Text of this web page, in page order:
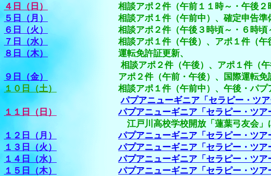
４日（日）
相談アポ２件（午前１１時～・午後２時～
５日（月）
相談アポ１件（午前中）、確定申告準備
６日（火）
相談アポ２件（午後３時頃～・６時頃～）
７日（水）
相談アポ１件（午後）、アポ１件（午後８：
８日（木）
運転免許証更新、
相談アポ２件（午後）、アポ１件（午後）、
９日（金）
アポ２件（午前・午後）、国際運転免許証
１０日（土）
相談アポ１件（午前中）、午後・パプ
パプアニューギニア「セラピー・ツア
１１日（日）
パプアニューギニア「セラピー・ツア
江戸川高校学校開放「蓮葉弓友会」にて弓道
１２日（月）
パプアニューギニア「セラピー・ツア
１３日（火）
パプアニューギニア「セラピー・ツア
１４日（水）
パプアニューギニア「セラピー・ツア
１５日（木）
パプアニューギニア「セラピー・ツア